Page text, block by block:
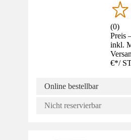
(0)
Preis
inkl.
€*/
Online bestellbar
Nicht reservierbar